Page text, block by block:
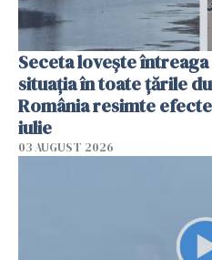
Seceta lovește
situația în toate țările
România resimte
iulie
03 AUGUST 2026